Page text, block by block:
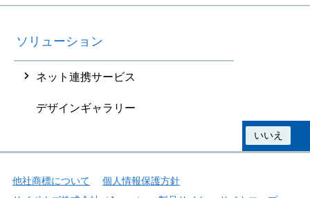
ソリューション
ネット連携サービス
デザインギャラリー
いいえ
他社商標について
個人情報保護方針